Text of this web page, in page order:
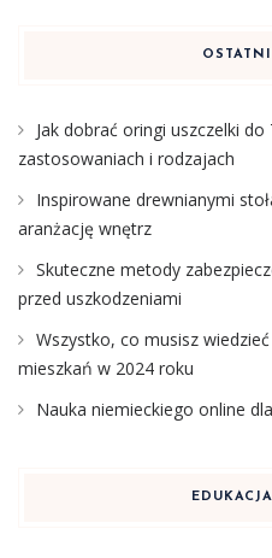
Jak dobrać oringi uszczelki
zastosowaniach i rodzajach
Inspirowane drewnianymi
aranżację wnętrz
Skuteczne metody
przed uszkodzeniami
Wszystko, co musisz
mieszkań w 2024 roku
Nauka niemieckiego online